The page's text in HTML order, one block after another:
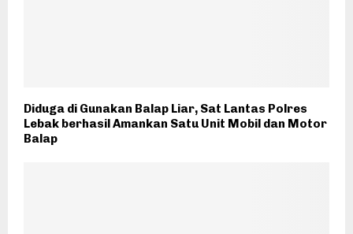
Diduga di Gunakan Balap Liar, Sat Lantas Polres
Lebak berhasil Amankan Satu Unit Mobil dan Motor
Balap